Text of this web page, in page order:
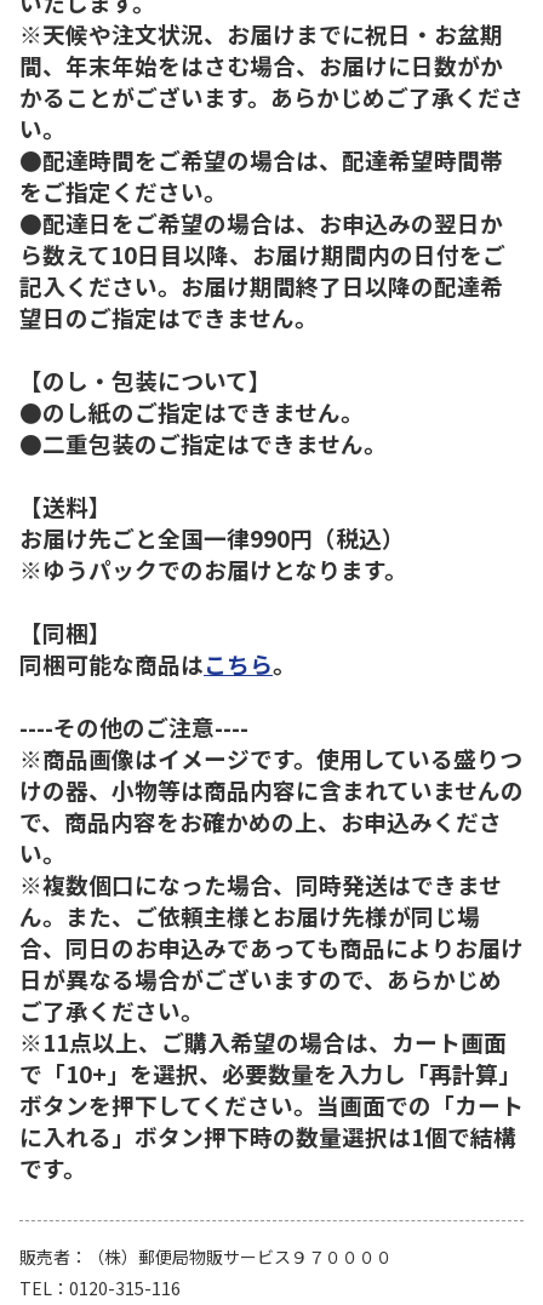
※天候や注文状況、お届けまでに祝日・お盆期
間、年末年始をはさむ場合、お届けに日数がか
かることがございます。あらかじめご了承くださ
い。
●配達時間をご希望の場合は、配達希望時間帯
をご指定ください。
●配達日をご希望の場合は、お申込みの翌日か
ら数えて10日目以降、お届け期間内の日付をご
記入ください。お届け期間終了日以降の配達希
望日のご指定はできません。
【のし・包装について】
●のし紙のご指定はできません。
●二重包装のご指定はできません。
【送料】
お届け先ごと全国一律990円（税込）
※ゆうパックでのお届けとなります。
【同梱】
同梱可能な商品はこちら。
----その他のご注意----
※商品画像はイメージです。使用している盛りつ
けの器、小物等は商品内容に含まれていませんの
で、商品内容をお確かめの上、お申込みくださ
い。
※複数個口になった場合、同時発送はできませ
ん。また、ご依頼主様とお届け先様が同じ場
合、同日のお申込みであっても商品によりお届け
日が異なる場合がございますので、あらかじめ
ご了承ください。
※11点以上、ご購入希望の場合は、カート画面
で「10+」を選択、必要数量を入力し「再計算」
ボタンを押下してください。当画面での「カート
に入れる」ボタン押下時の数量選択は1個で結構
です。
販売者
（株）郵便局物販サービス９７００００
TEL
0120-315-116